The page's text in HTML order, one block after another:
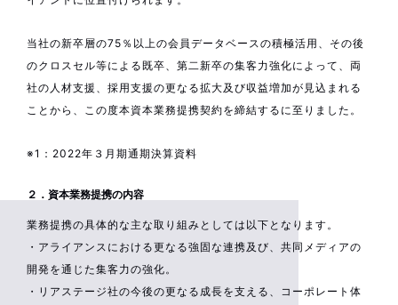
当社の新卒層の75％以上の会員データベースの積極活用、その後
のクロスセル等による既卒、第二新卒の集客力強化によって、両
社の人材支援、採用支援の更なる拡大及び収益増加が見込まれる
ことから、この度本資本業務提携契約を締結するに至りました。
※1：2022年３月期通期決算資料
２．資本業務提携の内容
業務提携の具体的な主な取り組みとしては以下となります。
・アライアンスにおける更なる強固な連携及び、共同メディアの
開発を通じた集客力の強化。
・リアステージ社の今後の更なる成長を支える、コーポレート体